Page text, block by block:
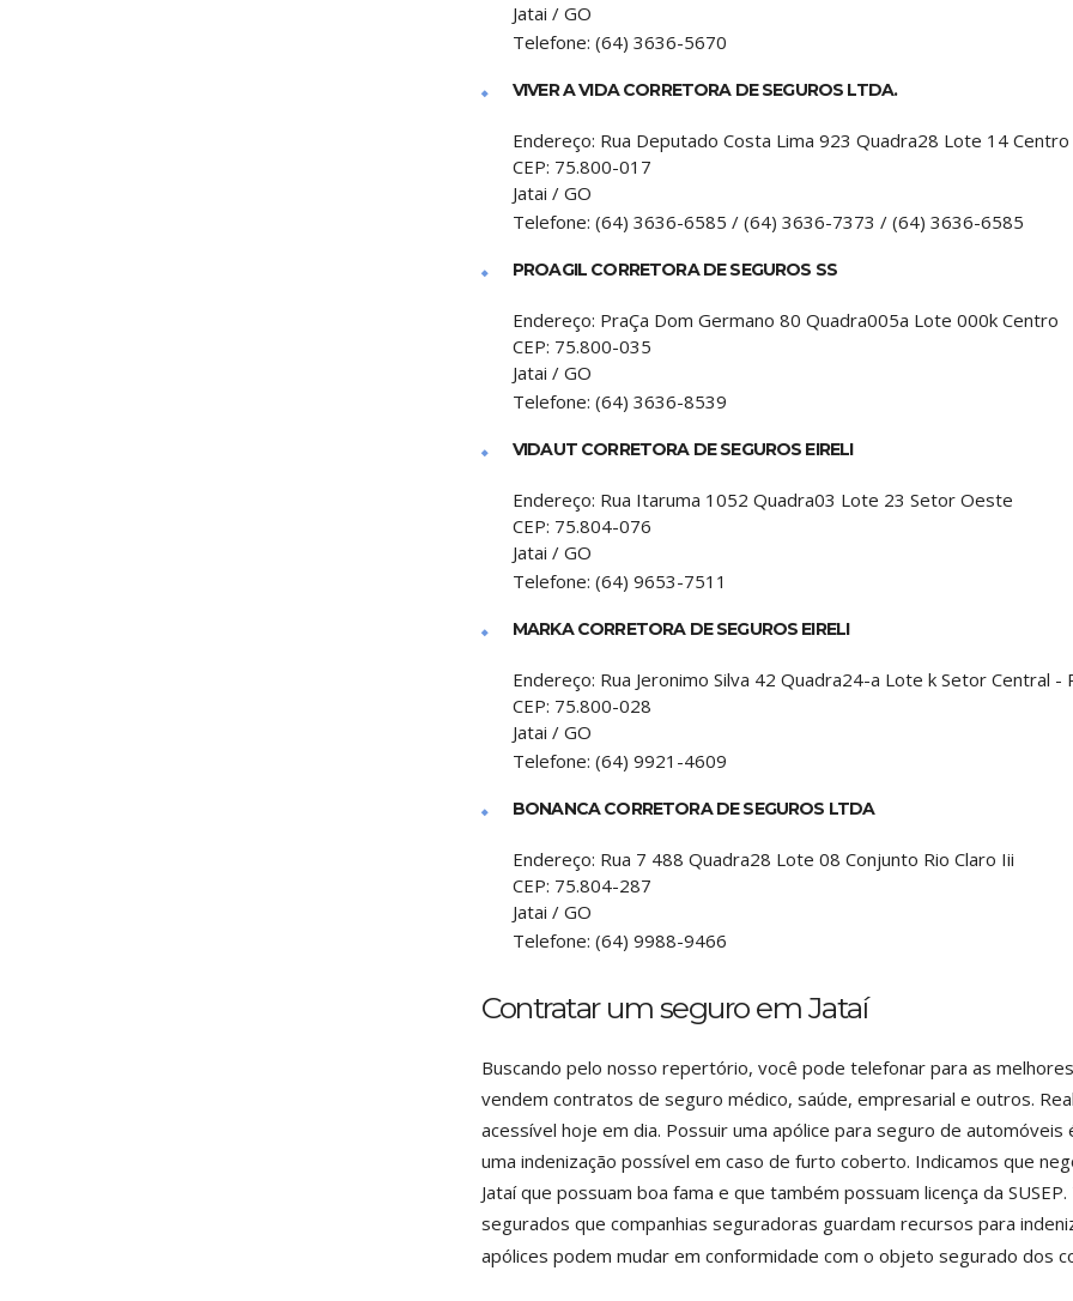
Jatai / GO
Telefone: (64) 3636-5670
VIVER A VIDA CORRETORA DE SEGUROS LTDA.
Endereço: Rua Deputado Costa Lima 923 Quadra28 Lote 14 Centro
CEP: 75.800-017
Jatai / GO
Telefone: (64) 3636-6585 / (64) 3636-7373 / (64) 3636-6585
PROAGIL CORRETORA DE SEGUROS SS
Endereço: PraÇa Dom Germano 80 Quadra005a Lote 000k Centro
CEP: 75.800-035
Jatai / GO
Telefone: (64) 3636-8539
VIDAUT CORRETORA DE SEGUROS EIRELI
Endereço: Rua Itaruma 1052 Quadra03 Lote 23 Setor Oeste
CEP: 75.804-076
Jatai / GO
Telefone: (64) 9653-7511
MARKA CORRETORA DE SEGUROS EIRELI
Endereço: Rua Jeronimo Silva 42 Quadra24-a Lote k Setor Central -
CEP: 75.800-028
Jatai / GO
Telefone: (64) 9921-4609
BONANCA CORRETORA DE SEGUROS LTDA
Endereço: Rua 7 488 Quadra28 Lote 08 Conjunto Rio Claro Iii
CEP: 75.804-287
Jatai / GO
Telefone: (64) 9988-9466
Contratar um seguro em Jataí
Buscando pelo nosso repertório, você pode telefonar para as
vendem contratos de seguro médico, saúde, empresarial e outros.
acessível hoje em dia. Possuir uma apólice para seguro de
uma indenização possível em caso de furto coberto. Indicamos que
Jataí que possuam boa fama e que também possuam licença da
segurados que companhias seguradoras guardam recursos para
apólices podem mudar em conformidade com o objeto segurado dos